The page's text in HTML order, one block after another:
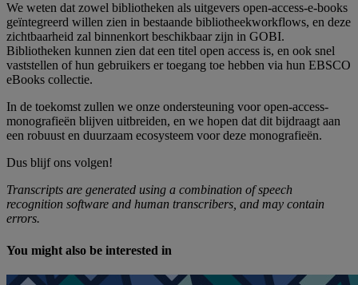
We weten dat zowel bibliotheken als uitgevers open-access-e-books
geïntegreerd willen zien in bestaande bibliotheekworkflows, en deze
zichtbaarheid zal binnenkort beschikbaar zijn in GOBI.
Bibliotheken kunnen zien dat een titel open access is, en ook snel
vaststellen of hun gebruikers er toegang toe hebben via hun EBSCO
eBooks collectie.
In de toekomst zullen we onze ondersteuning voor open-access-
monografieën blijven uitbreiden, en we hopen dat dit bijdraagt aan
een robuust en duurzaam ecosysteem voor deze monografieën.
Dus blijf ons volgen!
Transcripts are generated using a combination of speech
recognition software and human transcribers, and may contain
errors.
You might also be interested in